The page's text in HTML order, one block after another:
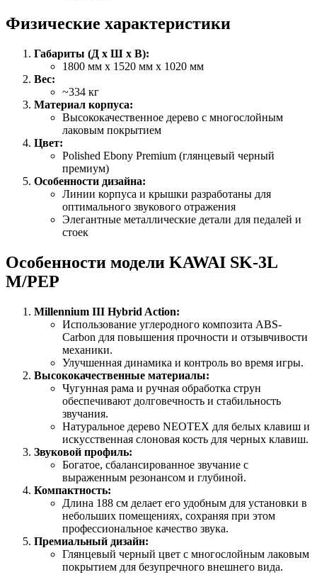
Физические характеристики
Габариты (Д x Ш x В):
1800 мм x 1520 мм x 1020 мм
Вес:
~334 кг
Материал корпуса:
Высококачественное дерево с многослойным
лаковым покрытием
Цвет:
Polished Ebony Premium (глянцевый черный
премиум)
Особенности дизайна:
Линии корпуса и крышки разработаны для
оптимального звукового отражения
Элегантные металлические детали для педалей и
стоек
Особенности модели KAWAI SK-3L
M/PEP
Millennium III Hybrid Action:
Использование углеродного композита ABS-
Carbon для повышения прочности и отзывчивости
механики.
Улучшенная динамика и контроль во время игры.
Высококачественные материалы:
Чугунная рама и ручная обработка струн
обеспечивают долговечность и стабильность
звучания.
Натуральное дерево NEOTEX для белых клавиш и
искусственная слоновая кость для черных клавиш.
Звуковой профиль:
Богатое, сбалансированное звучание с
выраженным резонансом и глубиной.
Компактность:
Длина 188 см делает его удобным для установки в
небольших помещениях, сохраняя при этом
профессиональное качество звука.
Премиальный дизайн:
Глянцевый черный цвет с многослойным лаковым
покрытием для безупречного внешнего вида.